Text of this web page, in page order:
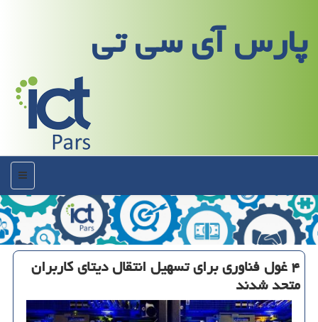
پارس آی سی تی
منو
۴ غول فناوری برای تسهیل انتقال دیتای كاربران
متحد شدند